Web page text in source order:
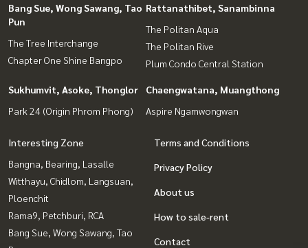
Bang Sue, Wong Sawang, Tao
Pun
The Tree Interchange
Chapter One Shine Bangpo
Rattanathibet, Sanambinna
The Politan Aqua
The Politan Rive
Plum Condo Central Station
Sukhumvit, Asoke, Thonglor
Park 24 (Origin Phrom Phong)
Chaengwatana, Muangthong
Aspire Ngamwongwan
Interesting Zone
Bangna, Bearing, Lasalle
Witthayu, Chidlom, Langsuan,
Ploenchit
Rama9, Petchburi, RCA
Bang Sue, Wong Sawang, Tao
Terms and Conditions
Privacy Policy
About us
How to sale-rent
Contact